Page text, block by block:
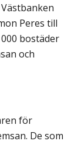
Peres till
bostäder
och
för
De som